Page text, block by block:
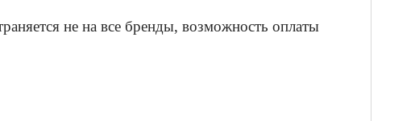
не на все бренды, возможность оплаты